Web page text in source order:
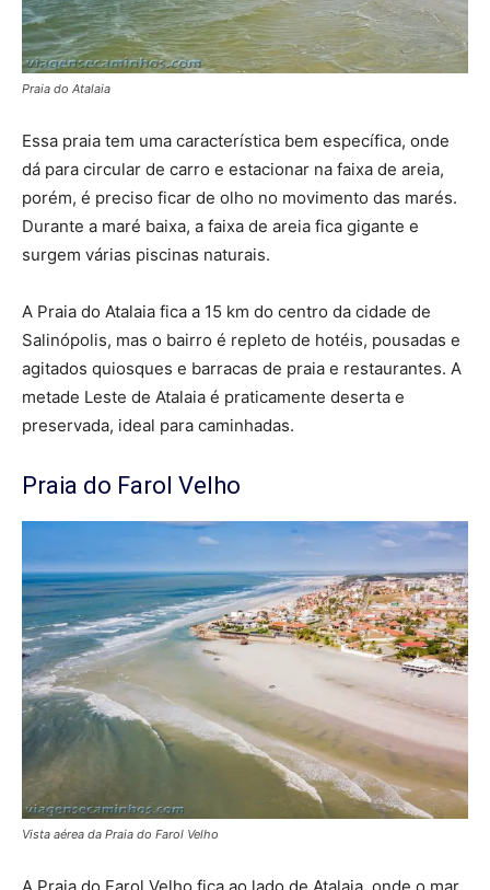
Praia do Atalaia
Essa praia tem uma característica bem específica, onde
dá para circular de carro e estacionar na faixa de areia,
porém, é preciso ficar de olho no movimento das marés.
Durante a maré baixa, a faixa de areia fica gigante e
surgem várias piscinas naturais.
A Praia do Atalaia fica a 15 km do centro da cidade de
Salinópolis, mas o bairro é repleto de hotéis, pousadas e
agitados quiosques e barracas de praia e restaurantes. A
metade Leste de Atalaia é praticamente deserta e
preservada, ideal para caminhadas.
Praia do Farol Velho
Vista aérea da Praia do Farol Velho